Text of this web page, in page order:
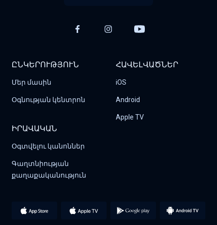
ԸՆԿԵՐՈՒԹՅՈՒՆ
Մեր մասին
Օգնության կենտրոն
ՀԱՎԵԼՎԱԾՆԵՐ
iOS
Android
Apple TV
ԻՐԱՎԱԿԱՆ
Օգտվելու կանոններ
Գաղտնիության
քաղաքականություն